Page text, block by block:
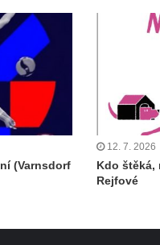
(Varnsdorf
12. 7. 2026
Kdo štěká,
Rejfové